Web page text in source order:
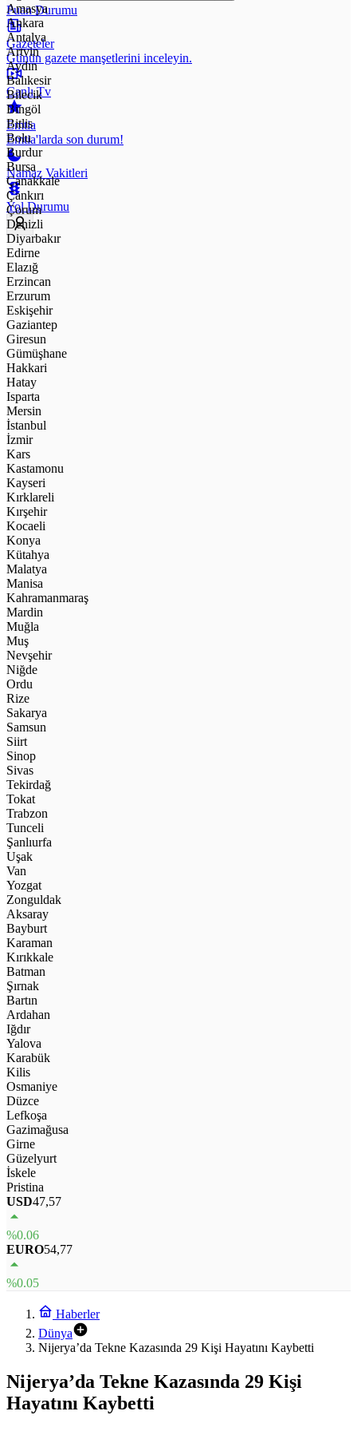
Puan Durumu
Gazeteler
Günün gazete manşetlerini inceleyin.
Canlı Tv
Emtia
Emtia'larda son durum!
Namaz Vakitleri
Yol Durumu
Amasya
Ankara
Antalya
Artvin
Aydın
Balıkesir
Bilecik
Bingöl
Bitlis
Bolu
Burdur
Bursa
Çanakkale
Çankırı
Çorum
Denizli
Diyarbakır
Edirne
Elazığ
Erzincan
Erzurum
Eskişehir
Gaziantep
Giresun
Gümüşhane
Hakkari
Hatay
Isparta
Mersin
İstanbul
İzmir
Kars
Kastamonu
Kayseri
Kırklareli
Kırşehir
Kocaeli
Konya
Kütahya
Malatya
Manisa
Kahramanmaraş
Mardin
Muğla
Muş
Nevşehir
Niğde
Ordu
Rize
Sakarya
Samsun
Siirt
Sinop
Sivas
Tekirdağ
Tokat
Trabzon
Tunceli
Şanlıurfa
Uşak
Van
Yozgat
Zonguldak
Aksaray
Bayburt
Karaman
Kırıkkale
Batman
Şırnak
Bartın
Ardahan
Iğdır
Yalova
Karabük
Kilis
Osmaniye
Düzce
Lefkoşa
Gazimağusa
Girne
Güzelyurt
İskele
Pristina
USD47,57
%0.06
EURO54,77
%0.05
Haberler
Dünya
Nijerya’da Tekne Kazasında 29 Kişi Hayatını Kaybetti
Nijerya’da Tekne Kazasında 29 Kişi
Hayatını Kaybetti